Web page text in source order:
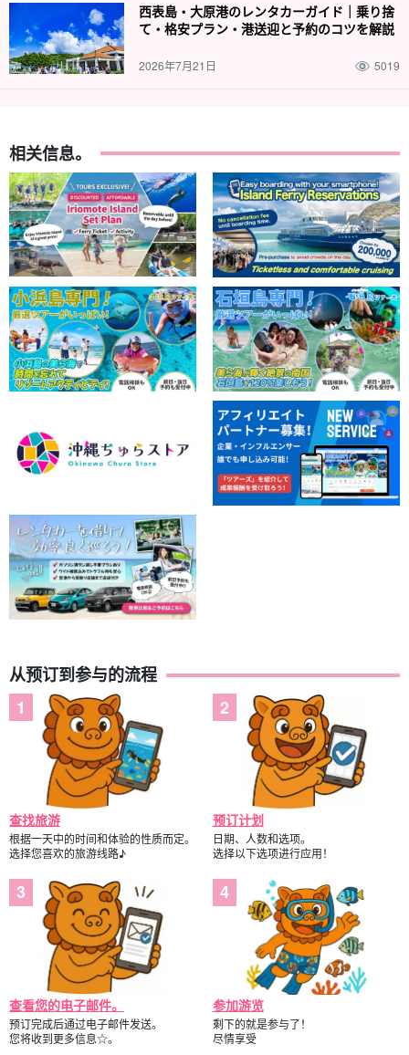
⬇︎ 用于上午课程
西表岛/半日上午]红树林独木舟和皮纳萨拉瀑布徒步旅行
路线早起的鸟儿有虫吃 (提供接送服务，无需申请)
(No.10)
⬇︎ 汤布岛和套餐在此提供。
西表岛/1日] 早起鸟儿最爱的套餐☆红树林泛舟皮纳萨拉
瀑布和由布岛（水牛车）观光之旅《3岁以上儿童也可
参加》！
开始时间9:00-16:30.
所要时间时间：约 7.5 小时
18,000 日元。 →方向标记或指示器 15,000刃
西表島・大原港のレンタカーガイド｜乗り捨
て・格安プラン・港送迎と予約のコツを解説
2026年7月21日 5019
相关信息。
从预订到参与的流程
查找旅游
根据一天中的时间和体验的性质而定。
选择您喜欢的旅游线路♪
预订计划
日期、人数和选项。
选择以下选项进行应用！
查看您的电子邮件。
预订完成后通过电子邮件发送。
您将收到更多信息☆。
参加游览
剩下的就是参与了！
尽情享受